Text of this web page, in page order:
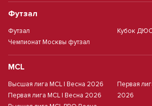
Футзал
Футзал
Чемпионат Москвы футзал
Кубок
MCL
Высшая лига MCL | Весна 2026
Первая лига MCL | Весна 2026
Первая
2026